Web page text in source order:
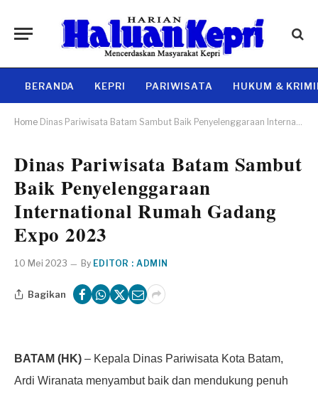
BERANDA KEPRI PARIWISATA HUKUM &
Home Dinas Pariwisata Batam Sambut Baik Penyelenggaraan International Rumah Gadang Expo 2023
Dinas Pariwisata Batam Sambut
Baik Penyelenggaraan
International Rumah Gadang
Expo 2023
10 Mei 2023 By EDITOR : ADMIN
Bagikan
BATAM (HK) – Kepala Dinas Pariwisata Kota Batam,
Ardi Wiranata menyambut baik dan mendukung penuh